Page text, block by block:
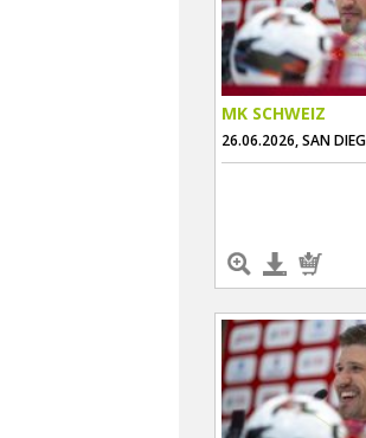
MK SCHWEIZ
26.06.2026, SAN